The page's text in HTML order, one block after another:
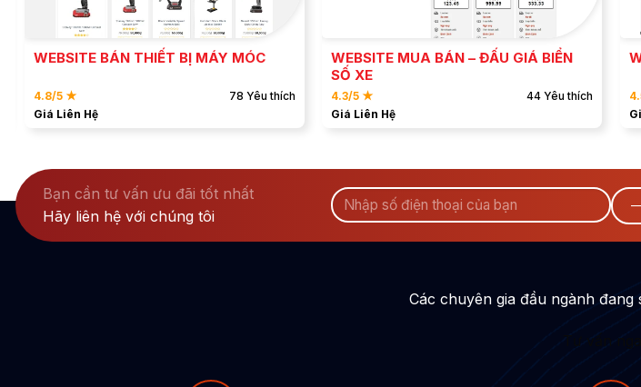
WEBSITE BÁN THIẾT BỊ MÁY MÓC
4.8/5 ★
78 Yêu thích
Giá Liên Hệ
WEBSITE MUA BÁN – ĐẤU GIÁ BIỂN
SỐ XE
4.3/5 ★
44 Yêu thích
Giá Liên Hệ
Bạn cần tư vấn ưu đãi tốt nhất
Hãy liên hệ với chúng tôi
Các chuyên gia đầu ngành
Tư vấn